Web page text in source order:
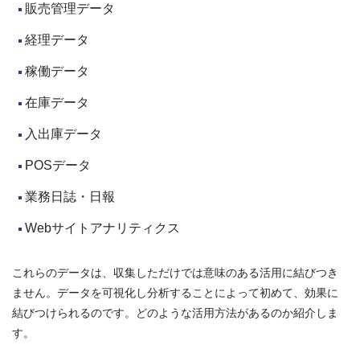
販売管理データ
経理データ
稼働データ
在庫データ
入出庫データ
POSデータ
業務日誌・日報
Webサイトアナリティクス
これらのデータは、収集しただけでは意味のある活用に結びつき
ません。データを可視化し分析することによって初めて、効果に
結びつけられるのです。どのような活用方法があるのか紹介しま
す。